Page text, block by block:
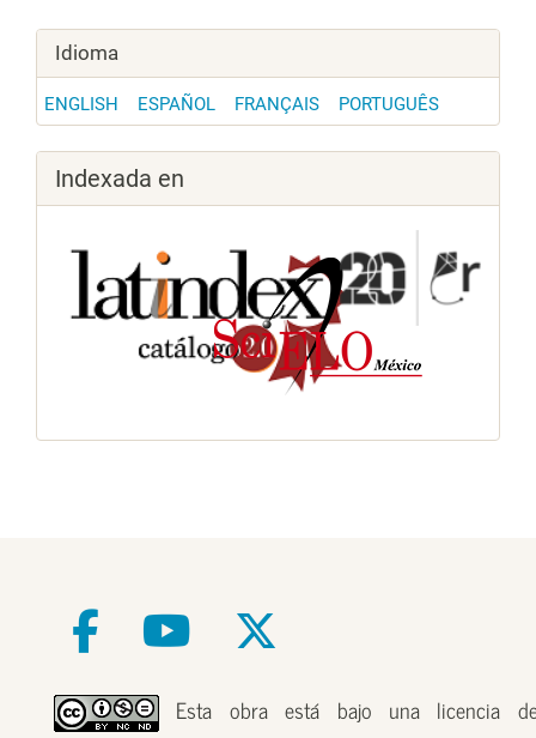
Idioma
ENGLISH ESPAÑOL FRANÇAIS PORTUGUÊS
Indexada en
Esta obra está bajo una licencia